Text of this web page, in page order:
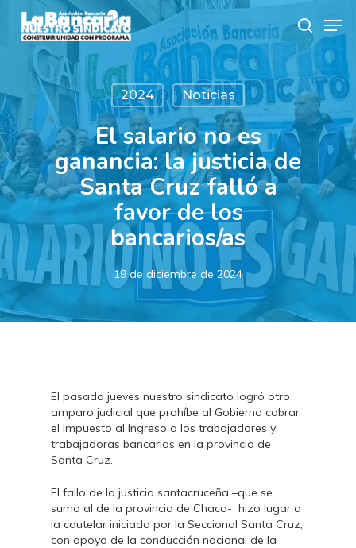
main
content
search
2024 Noticias
El salario no es
ganancia: la justicia de
Santa Cruz falló a
favor de los
bancarios/as
19 de diciembre de 2024
El pasado jueves nuestro sindicato logró otro
amparo judicial que prohíbe al Gobierno cobrar
el impuesto al Ingreso a los trabajadores y
trabajadoras bancarias en la provincia de
Santa Cruz.
El fallo de la justicia santacruceña –que se
suma al de la provincia de Chaco- hizo lugar a
la cautelar iniciada por la Seccional Santa Cruz,
con apoyo de la conducción nacional de la